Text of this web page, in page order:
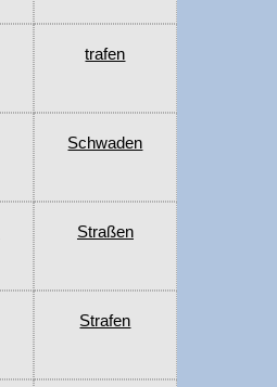
trafen
Schwaden
Straßen
Strafen